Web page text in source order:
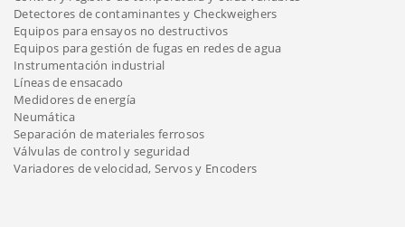
Detectores de contaminantes y Checkweighers
Equipos para ensayos no destructivos
Equipos para gestión de fugas en redes de agua
Instrumentación industrial
Líneas de ensacado
Medidores de energía
Neumática
Separación de materiales ferrosos
Válvulas de control y seguridad
Variadores de velocidad, Servos y Encoders